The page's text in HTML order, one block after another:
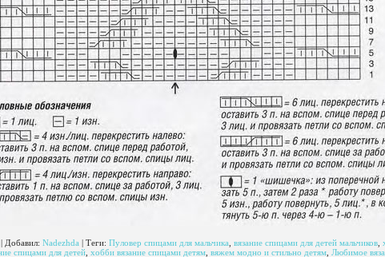
| Добавил: Nadezhda | Теги: Пуловер спицами для мальчика вязание спицами для детей мальчиков
спицами для детей хобби вязание спицами детям вяжем модно и стильно детям Любимое